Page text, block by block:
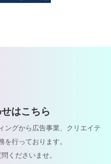
はこちら
ングから広告事業、クリエイテ
を行っております。
くださいませ。